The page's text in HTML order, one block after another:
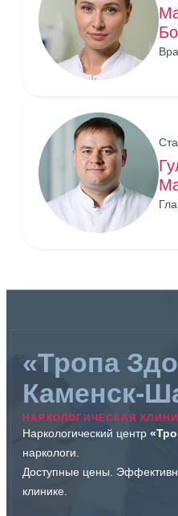
«Тропа
Каменск-
НАРКОЛОГИЧЕСКАЯ
Наркологический центр
наркологи.
Доступные цены.
клинике.